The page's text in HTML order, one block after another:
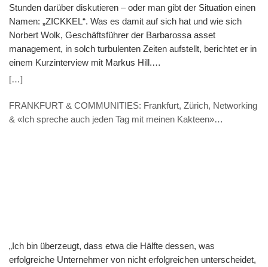
Stunden darüber diskutieren – oder man gibt der Situation einen
Namen: „ZICKKEL“. Was es damit auf sich hat und wie sich
Norbert Wolk, Geschäftsführer der Barbarossa asset
management, in solch turbulenten Zeiten aufstellt, berichtet er in
einem Kurzinterview mit Markus Hill.
(VERANSTALTUNGSHINWEIS: 7.11. 9.30 Uhr) Hill: „ZICKKEL“
steckt dahinter? Wolk: ZICKKEL nenne ich die Kombination aus
Zinsanstieg, Inflation, Corona, Krieg in der Ukraine,
Hill: Ihr Fonds ist seit gut 1,5 Jahren am Markt. Welche
Erfahrung haben Sie in dieser Zeit gemacht und was sind Ihre
[…]
FRANKFURT & COMMUNITIES: Frankfurt, Zürich, Networking
& «Ich spreche auch jeden Tag mit meinen Kakteen»
„Ich bin überzeugt, dass etwa die Hälfte dessen, was
erfolgreiche Unternehmer von nicht erfolgreichen unterscheidet,